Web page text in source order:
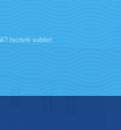
Iscriviti subito!.